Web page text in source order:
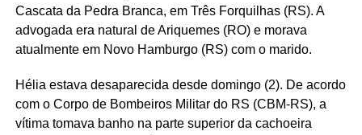
Cascata da Pedra Branca, em Três Forquilhas (RS). A
advogada era natural de Ariquemes (RO) e morava
atualmente em Novo Hamburgo (RS) com o marido.
Hélia estava desaparecida desde domingo (2). De acordo
com o Corpo de Bombeiros Militar do RS (CBM-RS), a
vítima tomava banho na parte superior da cachoeira